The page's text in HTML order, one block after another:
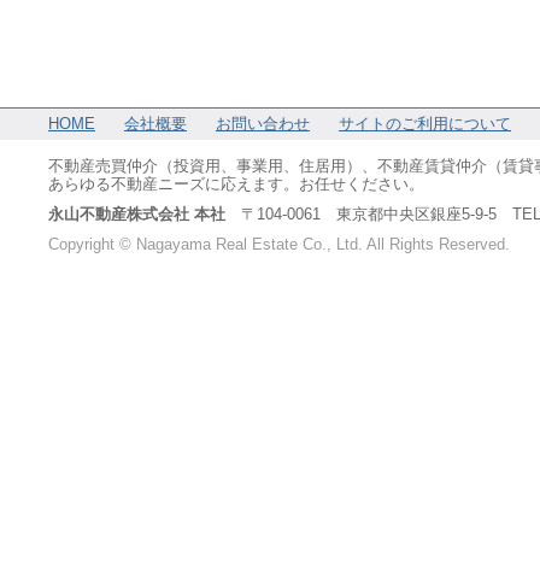
HOME 会社概要 お問い合わせ サイトのご利用について
不動産売買仲介（投資用、事業用、住居用）、不動産賃貸仲介（賃
あらゆる不動産ニーズに応えます。お任せください。
永山不動産株式会社 本社 〒104-0061 東京都中央区銀座5-9-5 TEL
Copyright © Nagayama Real Estate Co., Ltd. All Rights Reserved.